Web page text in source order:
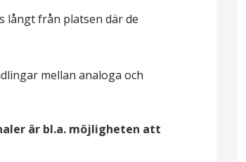
långt från platsen där de
mellan analoga och
är bl.a. möjligheten att